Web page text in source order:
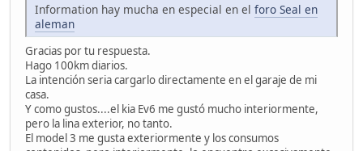
Information hay mucha en especial en el foro Seal en
aleman
Gracias por tu respuesta.
Hago 100km diarios.
La intención seria cargarlo directamente en el garaje de mi
casa.
Y como gustos....el kia Ev6 me gustó mucho interiormente,
pero la lina exterior, no tanto.
El model 3 me gusta exteriormente y los consumos